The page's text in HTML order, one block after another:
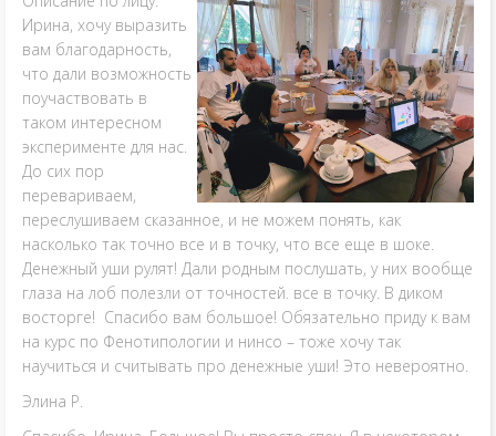
Ирина, хочу выразить
вам благодарность,
что дали возможность
поучаствовать в
таком интересном
эксперименте для нас.
До сих пор
перевариваем,
переслушиваем сказанное, и не можем понять, как
насколько так точно все и в точку, что все еще в шоке.
Денежный уши рулят! Дали родным послушать, у них вообще
глаза на лоб полезли от точностей. все в точку. В диком
восторге! Спасибо вам большое! Обязательно приду к вам
на курс по Фенотипологии и нинсо – тоже хочу так
научиться и считывать про денежные уши! Это невероятно.
Элина Р.